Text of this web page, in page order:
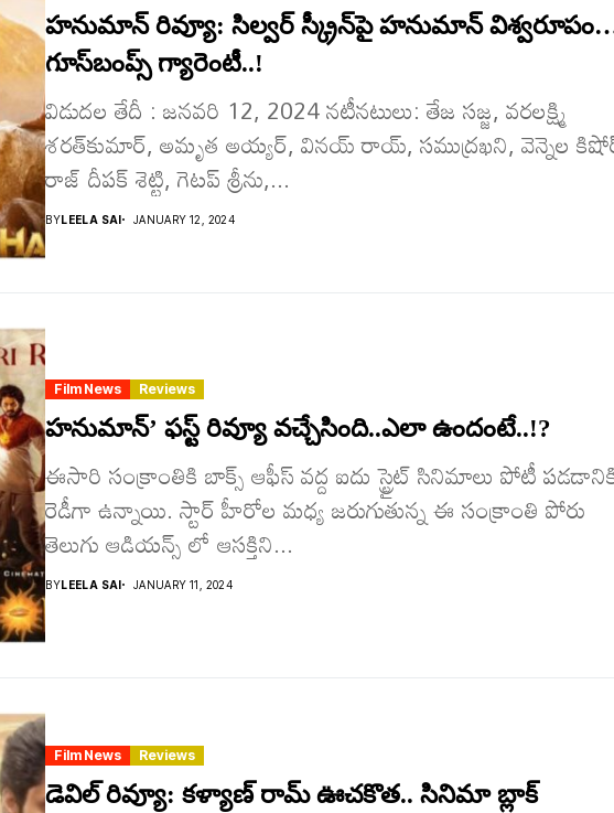
హనుమాన్ రివ్యూ: సిల్వర్ స్క్రీన్‌పై హనుమాన్
గూస్‌బంప్స్ గ్యారెంటీ..!
విడుదల తేదీ : జనవరి 12, 2024 నటీనటులు: తేజ సజ్జ, వరలక్ష్మి
శరత్‌కుమార్, అమృత అయ్యర్, వినయ్ రాయ్, సముద్రఖని, వెన్నెల
రాజ్ దీపక్ శెట్టి, గెటప్ శ్రీను,...
BYLEELA SAI JANUARY 12, 2024
Film News Reviews
హనుమాన్’ ఫస్ట్ రివ్యూ వచ్చేసింది..ఎలా ఉందంటే..!?
ఈసారి సంక్రాంతికి బాక్స్ ఆఫీస్ వద్ద ఐదు స్ట్రైట్ సినిమాలు పోటీ
రెడీగా ఉన్నాయి. స్టార్ హీరోల మధ్య జరుగుతున్న ఈ సంక్రాంతి పోరు
తెలుగు ఆడియన్స్ లో ఆసక్తిని...
BYLEELA SAI JANUARY 11, 2024
Film News Reviews
డెవిల్ రివ్యూ: కళ్యాణ్ రామ్ ఊచకొత.. సినిమా బ్లాక్